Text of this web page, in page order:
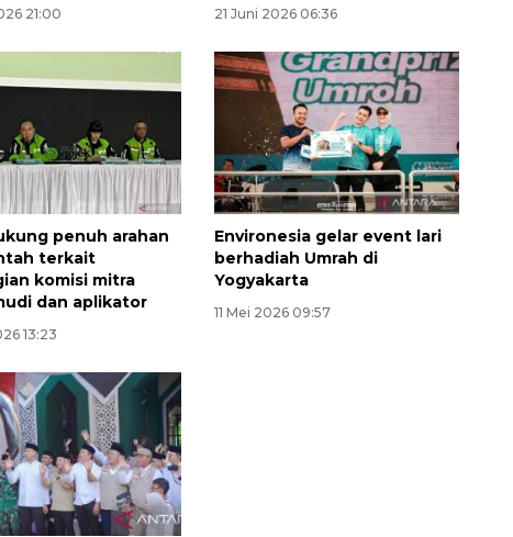
21:00 21 Juni 2026 06:36
penuh arahan
terkait
komisi mitra
dan aplikator
13:23
Environesia gelar event lari
berhadiah Umrah di
Yogyakarta
11 Mei 2026 09:57
Vaksin HPV untuk siswa laki-
laki
2026-08-06 06:30:00